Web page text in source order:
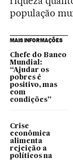
população
MAIS INFORMAÇÕES
Chefe do Banco
Mundial:
“Ajudar os
pobres é
positivo, mas
com
condições”
Crise
econômica
alimenta
rejeição a
políticos na